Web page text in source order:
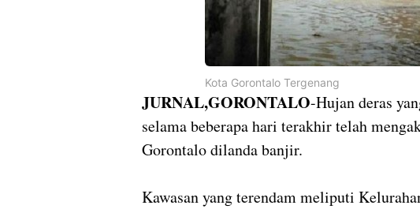
Kota Gorontalo Tergenang
JURNAL,GORONTALO-Hujan deras
selama beberapa hari terakhir telah
Gorontalo dilanda banjir.
Kawasan yang terendam meliputi